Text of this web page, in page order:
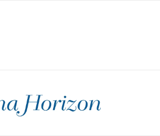
tái tạo da